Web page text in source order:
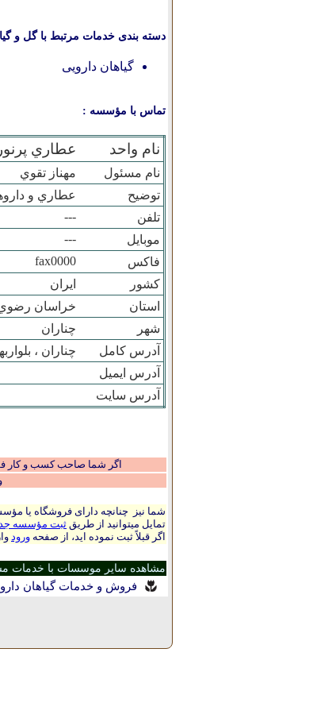
دسته بندی خدمات مرتبط با گل و
گیاهان دارویی
تماس با مؤسسه :
نام واحد عطاري پرنور
نام مسئول
مهناز تقوي
توضیح
عطاري و
تلفن
---
موبایل
---
فاکس
fax0000
کشور
ایران
استان
خراسان
شهر
چناران
آدرس کامل
چناران ،
آدرس ایمیل
آدرس سایت
اگر شما صاحب کسب و کار
شما نیز چنانچه دارای فروشگاه یا
تمایل میتوانید از طریقثبت مؤسسه
اگر قبلاً ثبت نموده اید، از صفحه ورود
مشاهده سایر موسسات با خدمات
فروش و خدمات گیاهان